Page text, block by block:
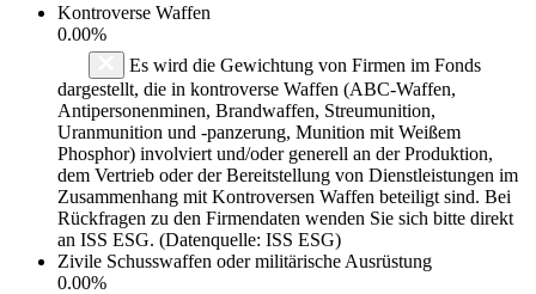
Kontroverse Waffen
0.00%
Es wird die Gewichtung von Firmen im Fonds
dargestellt, die in kontroverse Waffen (ABC-Waffen,
Antipersonenminen, Brandwaffen, Streumunition,
Uranmunition und -panzerung, Munition mit Weißem
Phosphor) involviert und/oder generell an der Produktion,
dem Vertrieb oder der Bereitstellung von Dienstleistungen im
Zusammenhang mit Kontroversen Waffen beteiligt sind. Bei
Rückfragen zu den Firmendaten wenden Sie sich bitte direkt
an ISS ESG. (Datenquelle: ISS ESG)
Zivile Schusswaffen oder militärische Ausrüstung
0.00%